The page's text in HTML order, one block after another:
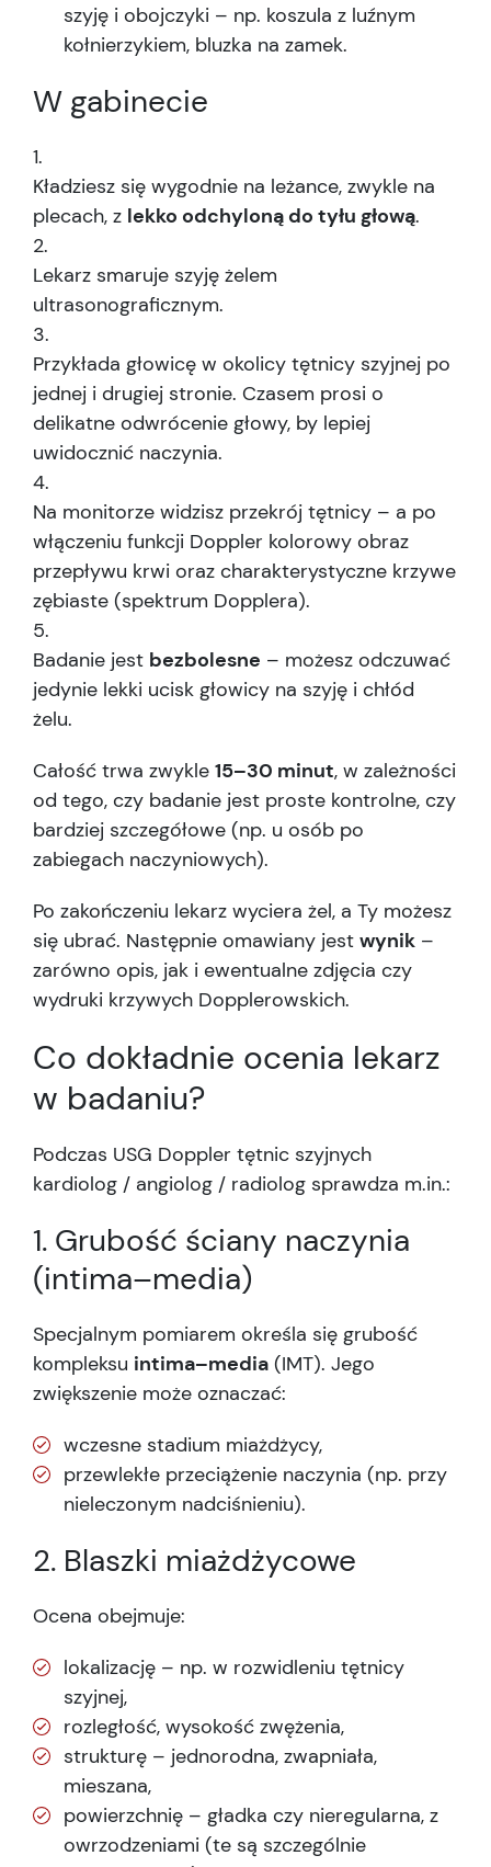
szyję i obojczyki – np. koszula z luźnym
kołnierzykiem, bluzka na zamek.
W gabinecie
Kładziesz się wygodnie na leżance, zwykle na
plecach, z lekko odchyloną do tyłu głową.
Lekarz smaruje szyję żelem
ultrasonograficznym.
Przykłada głowicę w okolicy tętnicy szyjnej po
jednej i drugiej stronie. Czasem prosi o
delikatne odwrócenie głowy, by lepiej
uwidocznić naczynia.
Na monitorze widzisz przekrój tętnicy – a po
włączeniu funkcji Doppler kolorowy obraz
przepływu krwi oraz charakterystyczne krzywe
zębiaste (spektrum Dopplera).
Badanie jest bezbolesne – możesz odczuwać
jedynie lekki ucisk głowicy na szyję i chłód
żelu.
Całość trwa zwykle 15–30 minut, w zależności
od tego, czy badanie jest proste kontrolne, czy
bardziej szczegółowe (np. u osób po
zabiegach naczyniowych).
Po zakończeniu lekarz wyciera żel, a Ty możesz
się ubrać. Następnie omawiany jest wynik –
zarówno opis, jak i ewentualne zdjęcia czy
wydruki krzywych Dopplerowskich.
Co dokładnie ocenia lekarz
w badaniu?
Podczas USG Doppler tętnic szyjnych
kardiolog / angiolog / radiolog sprawdza m.in.:
1. Grubość ściany naczynia
(intima–media)
Specjalnym pomiarem określa się grubość
kompleksu intima–media (IMT). Jego
zwiększenie może oznaczać:
wczesne stadium miażdżycy,
przewlekłe przeciążenie naczynia (np. przy
nieleczonym nadciśnieniu).
2. Blaszki miażdżycowe
Ocena obejmuje:
lokalizację – np. w rozwidleniu tętnicy
szyjnej,
rozległość, wysokość zwężenia,
strukturę – jednorodna, zwapniała,
mieszana,
powierzchnię – gładka czy nieregularna, z
owrzodzeniami (te są szczególnie